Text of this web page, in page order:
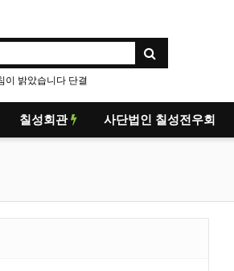
칠성회관 사단법인 칠성전우회